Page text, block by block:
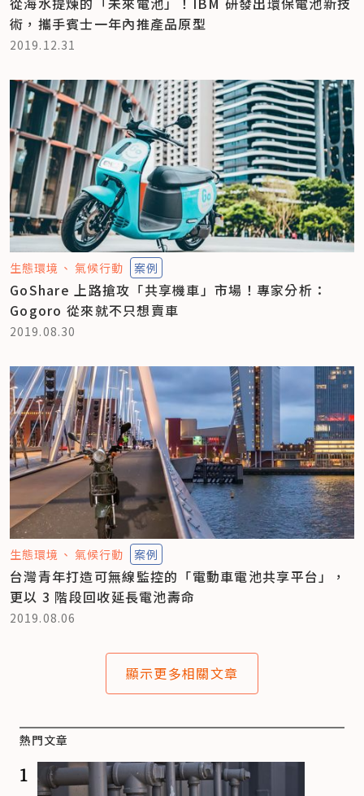
術，攜手賓士一年內推產品原型
2019.12.31
生態環境 氣候行動 案例
GoShare 上路搶攻「共享機車」市場！專家分析：
Gogoro 從來就不只想賣車
2019.08.30
生態環境 氣候行動 案例
台灣青年打造可無線監控的「電動車電池共享平台」，
更以 3 階段回收延長電池壽命
2019.08.06
顯示更多相關文章
熱門文章
1